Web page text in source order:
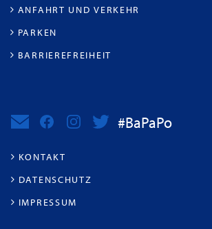
ANFAHRT UND VERKEHR
PARKEN
BARRIEREFREIHEIT
#BaPaPo
KONTAKT
DATENSCHUTZ
IMPRESSUM